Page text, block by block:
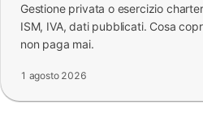
Gestione privata o esercizio
ISM, IVA, dati pubblicati. Cosa
non paga mai.
1 agosto 2026